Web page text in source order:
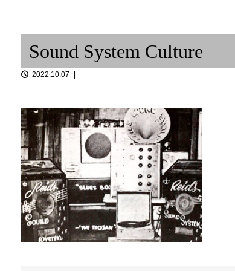
Good Life Cafe
AKIさんと。
9月30日（金）エキゾチック横
丁 ＠ 神戸 CHIC...
夏の風物詩
Sound System Culture
2022.10.07